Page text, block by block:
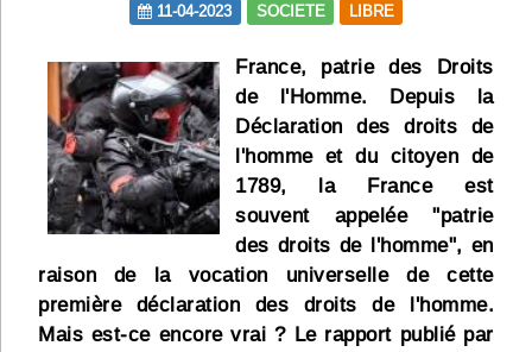
VieAsso
Infos
Divers
Abo Lettrasso
Désabo Lettrasso
11-04-2023 SOCIETE LIBRE
France, patrie des Droits
de l'Homme. Depuis la
Déclaration des droits de
l'homme et du citoyen de
1789, la France est
souvent appelée "patrie
des droits de l'homme", en
raison de la vocation universelle de cette
première déclaration des droits de l'homme.
Mais est-ce encore vrai ? Le rapport publié par